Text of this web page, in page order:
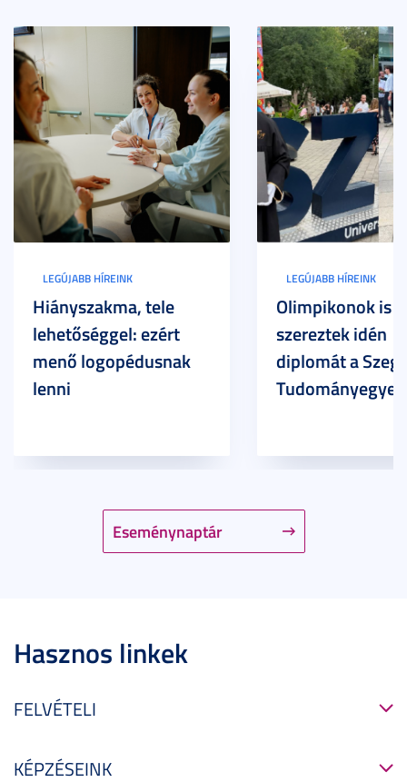
Eseménynaptár
LEGÚJABB HÍREINK
Hiányszakma, tele
lehetőséggel: ezért
menő logopédusnak
lenni
LEGÚJABB HÍREINK
Olimpikonok is
szereztek idén
diplomát a
Hasznos linkek
FELVÉTELI
KÉPZÉSEINK